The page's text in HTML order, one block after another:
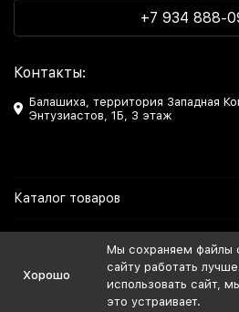
+7 934 888-
Контакты:
Балашиха, территория Западная
Энтузиастов, 1Б, 3 этаж
Каталог товаров
Мы в Соцсетях
Хорошо
Мы сохраняем файлы
сайту работать
использовать сайт,
это устраивает.